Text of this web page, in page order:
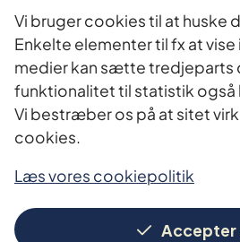
TILGÆNGELIGHED OG
Tilgængelighedserklæring
Cookies
Oplysningspligt
Personoplysninger
Planlæg dit besøg i
FIND OS HER
Vi bruger cookies til at huske
Enkelte elementer til fx at
medier kan sætte tredjeparts
funktionalitet til statistik
Vi bestræber os på at sitet
cookies.
Læs vores cookiepolitik
Accepter